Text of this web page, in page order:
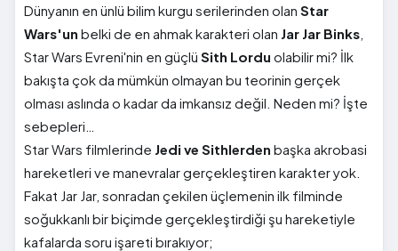
Dünyanın en ünlü bilim kurgu serilerinden olan Star
Wars'un belki de en ahmak karakteri olan Jar Jar Binks
Star Wars Evreni'nin en güçlü Sith Lordu olabilir mi? İlk
bakışta çok da mümkün olmayan bu teorinin gerçek
olması aslında o kadar da imkansız değil. Neden mi? İşte
sebepleri…
Star Wars filmlerinde Jedi ve Sithlerden başka akrobasi
hareketleri ve manevralar gerçekleştiren karakter yok.
Fakat Jar Jar, sonradan çekilen üçlemenin ilk filminde
soğukkanlı bir biçimde gerçekleştirdiği şu hareketiyle
kafalarda soru işareti bırakıyor;